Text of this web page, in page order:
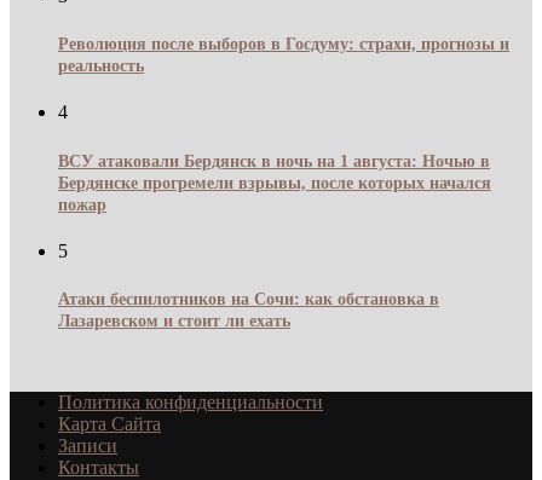
Революция после выборов в Госдуму: страхи, прогнозы и
реальность
4
ВСУ атаковали Бердянск в ночь на 1 августа: Ночью в
Бердянске прогремели взрывы, после которых начался
пожар
5
Атаки беспилотников на Сочи: как обстановка в
Лазаревском и стоит ли ехать
Политика конфиденциальности
Карта Сайта
Записи
Контакты